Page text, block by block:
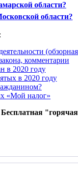
области?
области?
(обзорная
комментарии
в 2020 году
в 2020 году
«Мой налог»
Бесплатная